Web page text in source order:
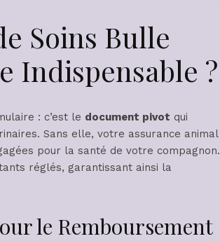
Soins Bulle
Indispensable ?
: c’est le document pivot qui
Sans elle, votre assurance animal
pour la santé de votre compagnon.
réglés, garantissant ainsi la
le Remboursement